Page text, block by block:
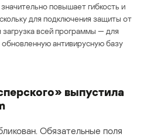
повышает гибкость и
для подключения защиты от
всей программы — для
обновленную антивирусную базу
выпустила
Обязательные поля